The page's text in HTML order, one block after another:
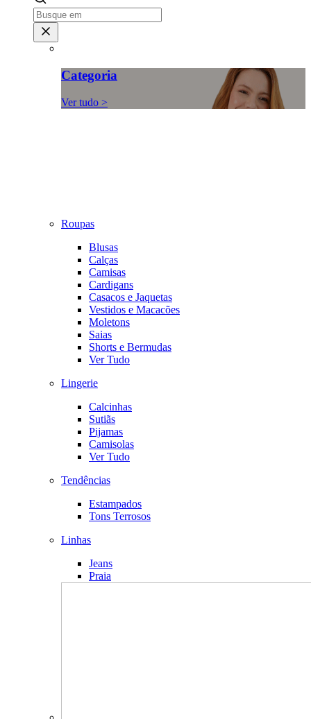
Categoria
Ver tudo >
Roupas
Blusas
Calças
Camisas
Cardigans
Casacos e Jaquetas
Vestidos e Macacões
Moletons
Saias
Shorts e Bermudas
Ver Tudo
Lingerie
Calcinhas
Sutiãs
Pijamas
Camisolas
Ver Tudo
Tendências
Estampados
Tons Terrosos
Linhas
Jeans
Praia